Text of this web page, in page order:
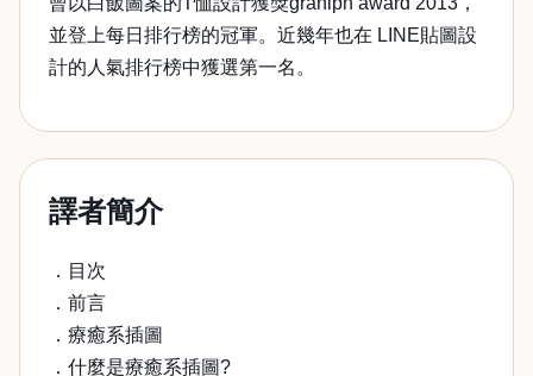
並登上每日排行榜的冠軍。近幾年也在 LINE貼圖設
計的人氣排行榜中獲選第一名。
譯者簡介
．目次
．前言
．療癒系插圖
．什麼是療癒系插圖?